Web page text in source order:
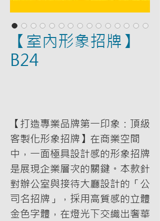
【室內形象招牌】
B24
【打造專業品牌第一印象：頂級
客製化形象招牌】在商業空間
中，一面極具設計感的形象招牌
是展現企業層次的關鍵。本款針
對辦公室與接待大廳設計的「公
司名招牌」，採用高質感的立體
金色字體，在燈光下交織出奢華